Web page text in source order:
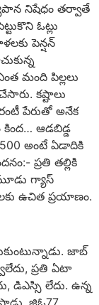
నిషేధం తర్వాతే
ఓట్లు
పెన్షన్
మంది పిల్లలు
కష్టాలు
పేరుతో అనేక
కింద… ఆడబిడ్డ
అంటే ఏడాదికి
ప్రతి తల్లికి
గ్యాస్
ఉచిత ప్రయాణం.
జాబ్
ప్రతి ఏటా
డిఎస్సి లేదు. ఉన్న
జిఓ77